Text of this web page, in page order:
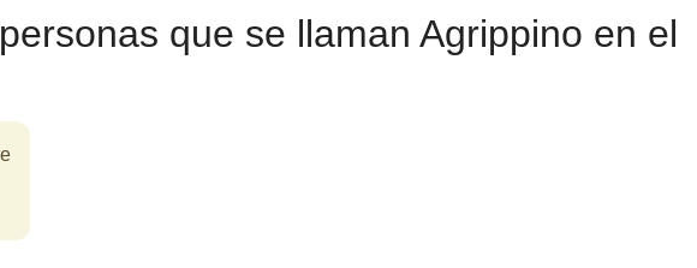
que se llaman Agrippino en el